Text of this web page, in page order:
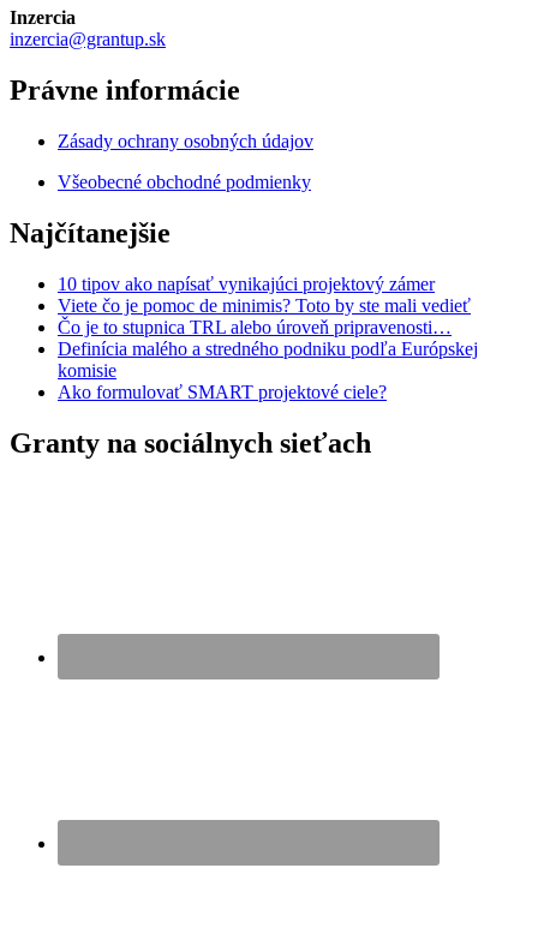
Inzercia
inzercia@grantup.sk
Právne informácie
Zásady ochrany osobných údajov
Všeobecné obchodné podmienky
Najčítanejšie
10 tipov ako napísať vynikajúci projektový zámer
Viete čo je pomoc de minimis? Toto by ste mali vedieť
Čo je to stupnica TRL alebo úroveň pripravenosti…
Definícia malého a stredného podniku podľa Európskej
komisie
Ako formulovať SMART projektové ciele?
Granty na sociálnych sieťach